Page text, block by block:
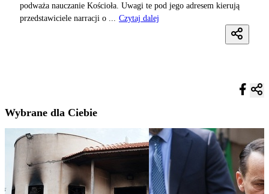
podważa nauczanie Kościoła. Uwagi te pod jego adresem kierują
przedstawiciele narracji o ...
Czytaj dalej
Wybrane dla Ciebie